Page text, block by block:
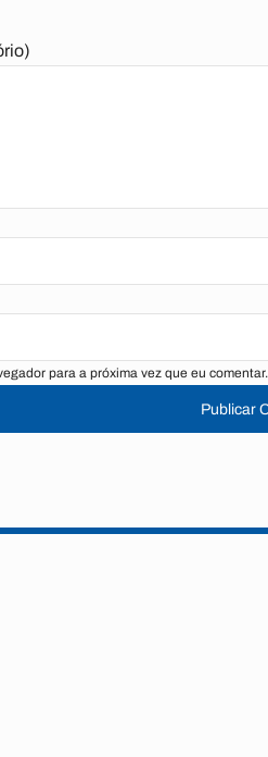
para a próxima vez que eu comentar.
Publicar